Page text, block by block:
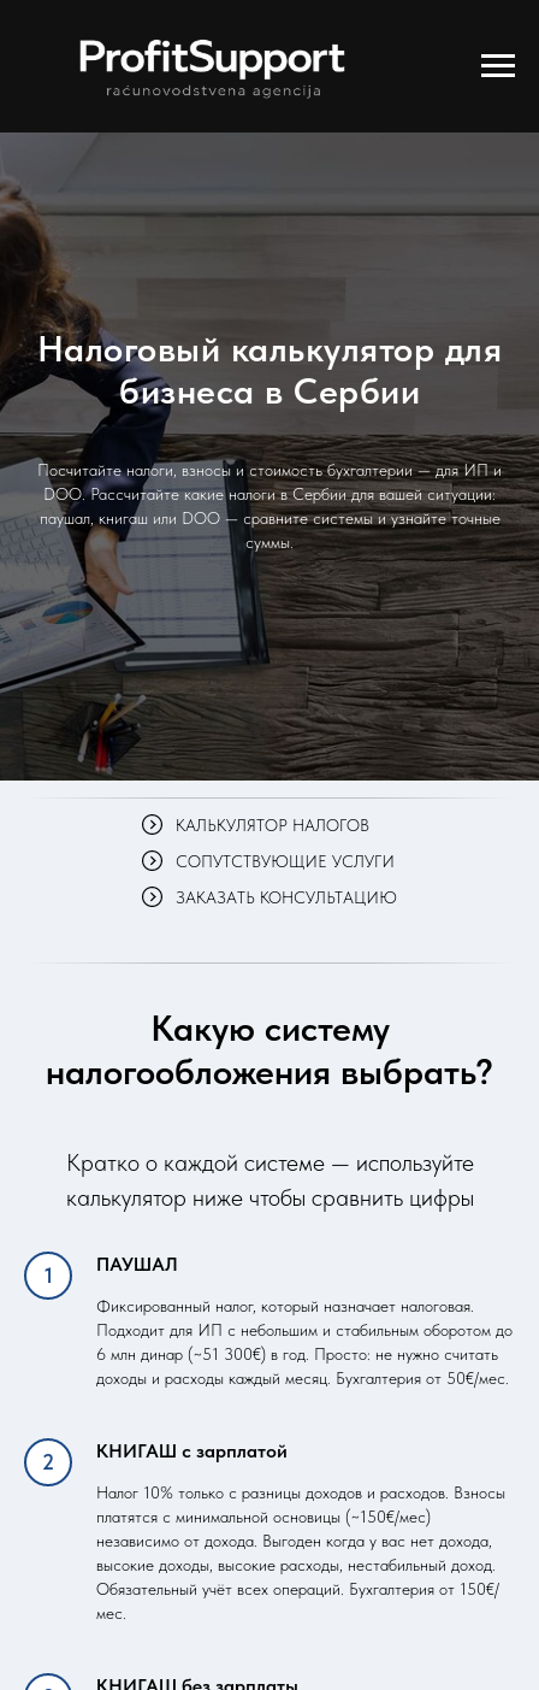
Налоговый калькулятор для
бизнеса в Сербии
Посчитайте налоги, взносы и стоимость бухгалтерии — для ИП и
DOO. Рассчитайте какие налоги в Сербии для вашей ситуации:
паушал, книгаш или DOO — сравните системы и узнайте точные
суммы.
КАЛЬКУЛЯТОР НАЛОГОВ
СОПУТСТВУЮЩИЕ УСЛУГИ
ЗАКАЗАТЬ КОНСУЛЬТАЦИЮ
Какую систему
налогообложения выбрать?
Кратко о каждой системе — используйте
калькулятор ниже чтобы сравнить цифры
ПАУШАЛ
Фиксированный налог, который назначает налоговая.
Подходит для ИП с небольшим и стабильным оборотом до
6 млн динар (~51 300€) в год. Просто: не нужно считать
доходы и расходы каждый месяц. Бухгалтерия от 50€/мес.
КНИГАШ с зарплатой
Налог 10% только с разницы доходов и расходов. Взносы
платятся с минимальной основицы (~150€/мес)
независимо от дохода. Выгоден когда у вас нет дохода,
высокие доходы, высокие расходы, нестабильный доход.
Обязательный учёт всех операций. Бухгалтерия от 150€/
мес.